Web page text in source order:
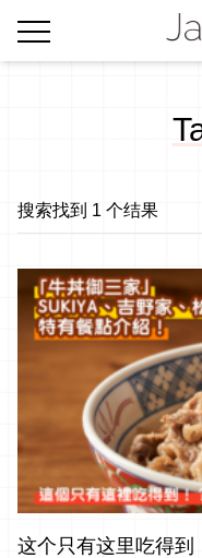
搜索找到 1 个结果
这个只有这里吃得到